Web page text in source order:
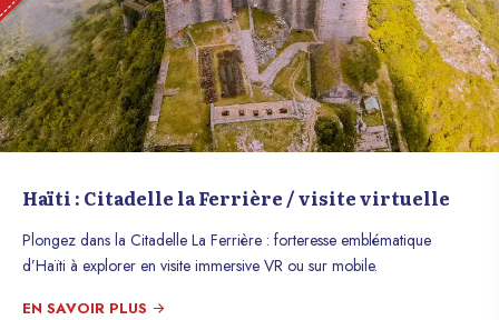
Haïti : Citadelle la Ferrière / visite virtuelle
Plongez dans la Citadelle La Ferrière : forteresse emblématique
d’Haïti à explorer en visite immersive VR ou sur mobile.
EN SAVOIR PLUS